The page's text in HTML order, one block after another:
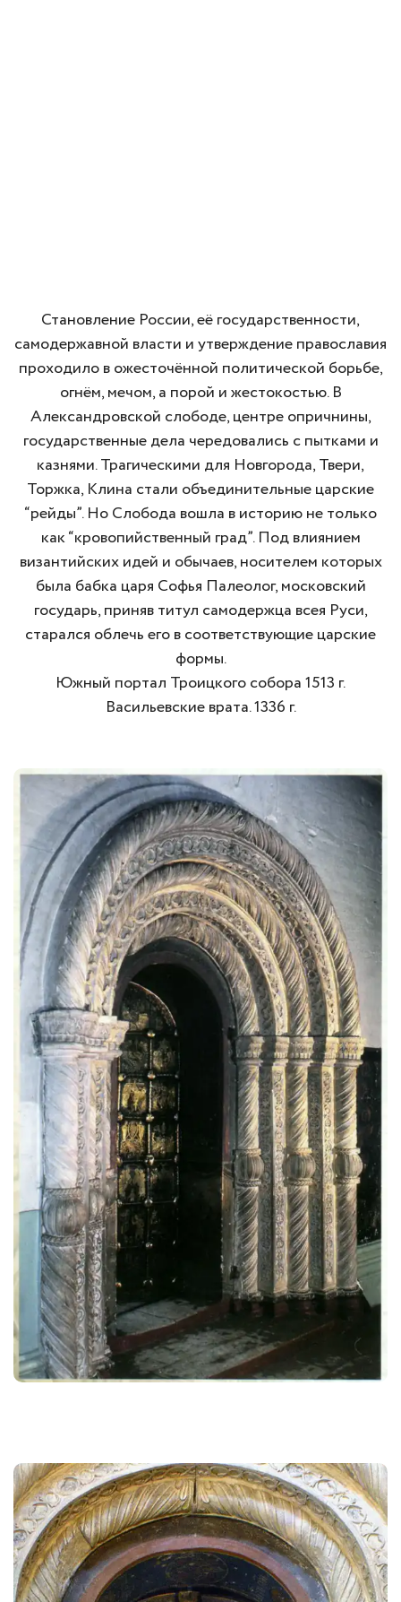
Становление России, её государственности,
самодержавной власти и утверждение православия
проходило в ожесточённой политической борьбе,
огнём, мечом, а порой и жестокостью. В
Александровской слободе, центре опричнины,
государственные дела чередовались с пытками и
казнями. Трагическими для Новгорода, Твери,
Торжка, Клина стали объединительные царские
“рейды”. Но Слобода вошла в историю не только
как “кровопийственный град”. Под влиянием
византийских идей и обычаев, носителем которых
была бабка царя Софья Палеолог, московский
государь, приняв титул самодержца всея Руси,
старался облечь его в соответствующие царские
формы.
Южный портал Троицкого собора 1513 г.
Васильевские врата. 1336 г.